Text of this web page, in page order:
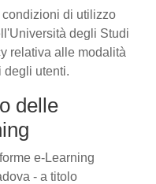
di utilizzo
degli Studi
relativa alle modalità
degli utenti.
delle
e-Learning
- a titolo